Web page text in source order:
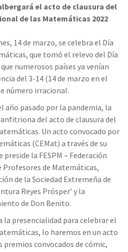
el acto de clausura del
de las Matemáticas 2022
14 de marzo, se celebra el Día
que tomó el relevo del Día
numerosos países ya venían
del 3-14 (14 de marzo en el
número irracional.
año pasado por la pandemia, la
del acto de clausura del
Un acto convocado por
(CEMat) a través de su
la FESPM – Federación
Profesores de Matemáticas,
de la Sociedad Extremeña de
Reyes Prósper’ y la
de Don Benito.
la presencialidad para celebrar el
lo haremos en un acto
convocados de cómic,